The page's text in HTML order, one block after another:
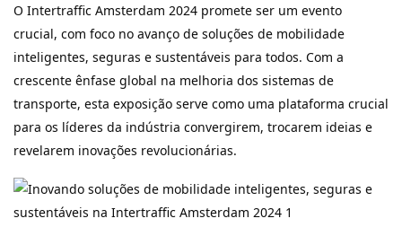
O Intertraffic Amsterdam 2024 promete ser um evento
crucial, com foco no avanço de soluções de mobilidade
inteligentes, seguras e sustentáveis ​​para todos. Com a
crescente ênfase global na melhoria dos sistemas de
transporte, esta exposição serve como uma plataforma crucial
para os líderes da indústria convergirem, trocarem ideias e
revelarem inovações revolucionárias.